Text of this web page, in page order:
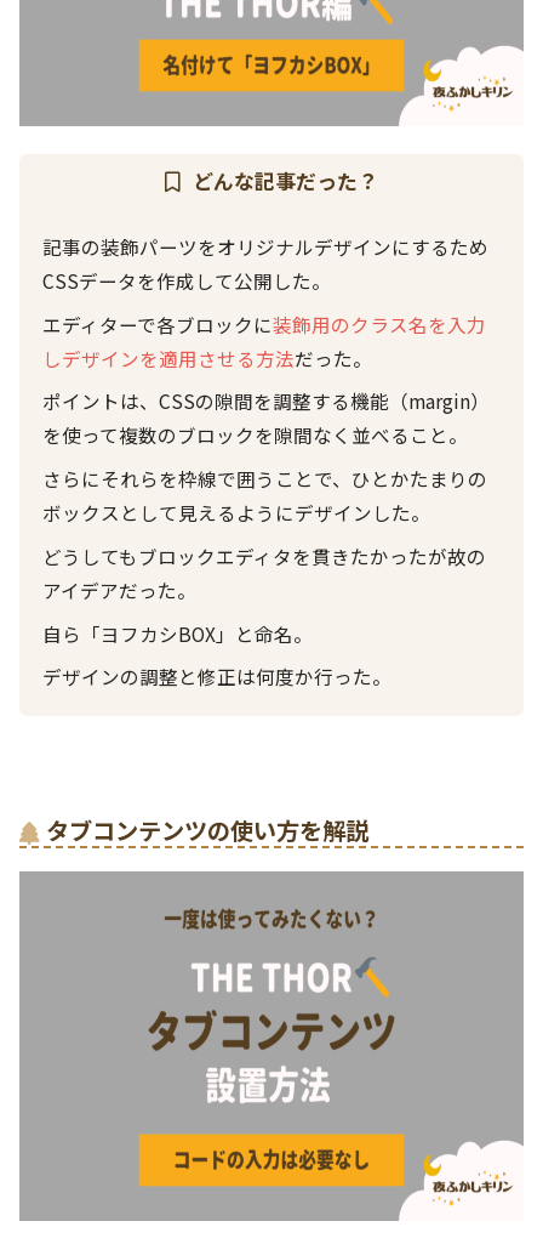
どんな記事だった？
記事の装飾パーツをオリジナルデザインにするため
CSSデータを作成して公開した。
エディターで各ブロックに装飾用のクラス名を入力
しデザインを適用させる方法だった。
ポイントは、CSSの隙間を調整する機能（margin）
を使って複数のブロックを隙間なく並べること。
さらにそれらを枠線で囲うことで、ひとかたまりの
ボックスとして見えるようにデザインした。
どうしてもブロックエディタを貫きたかったが故の
アイデアだった。
自ら「ヨフカシBOX」と命名。
デザインの調整と修正は何度か行った。
タブコンテンツの使い方を解説